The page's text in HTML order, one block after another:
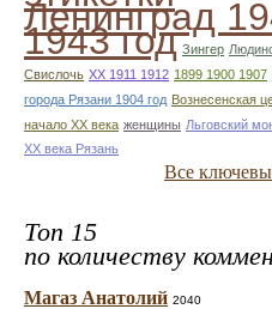
Ленинград
1943 год Зингер
Свислочь XX 1911 1912 1899 1900 1907
города Рязани 1904 год Вознесенская
начало ХХ века женщины Льговский
ХХ века Рязань
Все
Топ 15
по количеству
Магаз Анатолий 2040